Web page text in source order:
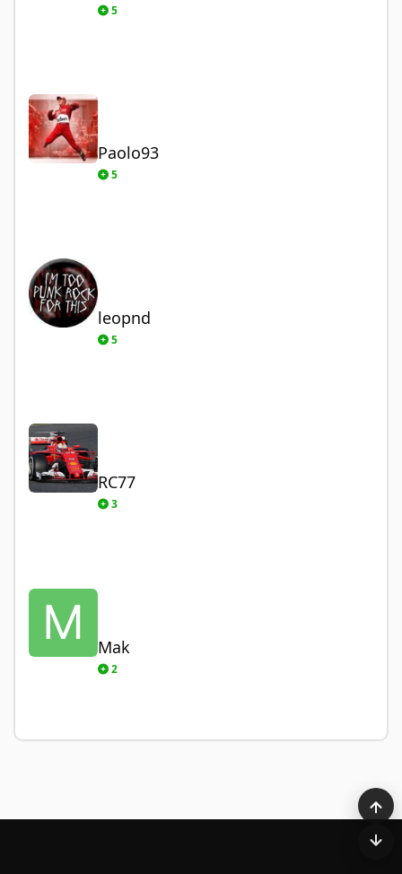
5
Paolo93
5
leopnd
leopnd
5
RC77
RC77
3
Mak
2